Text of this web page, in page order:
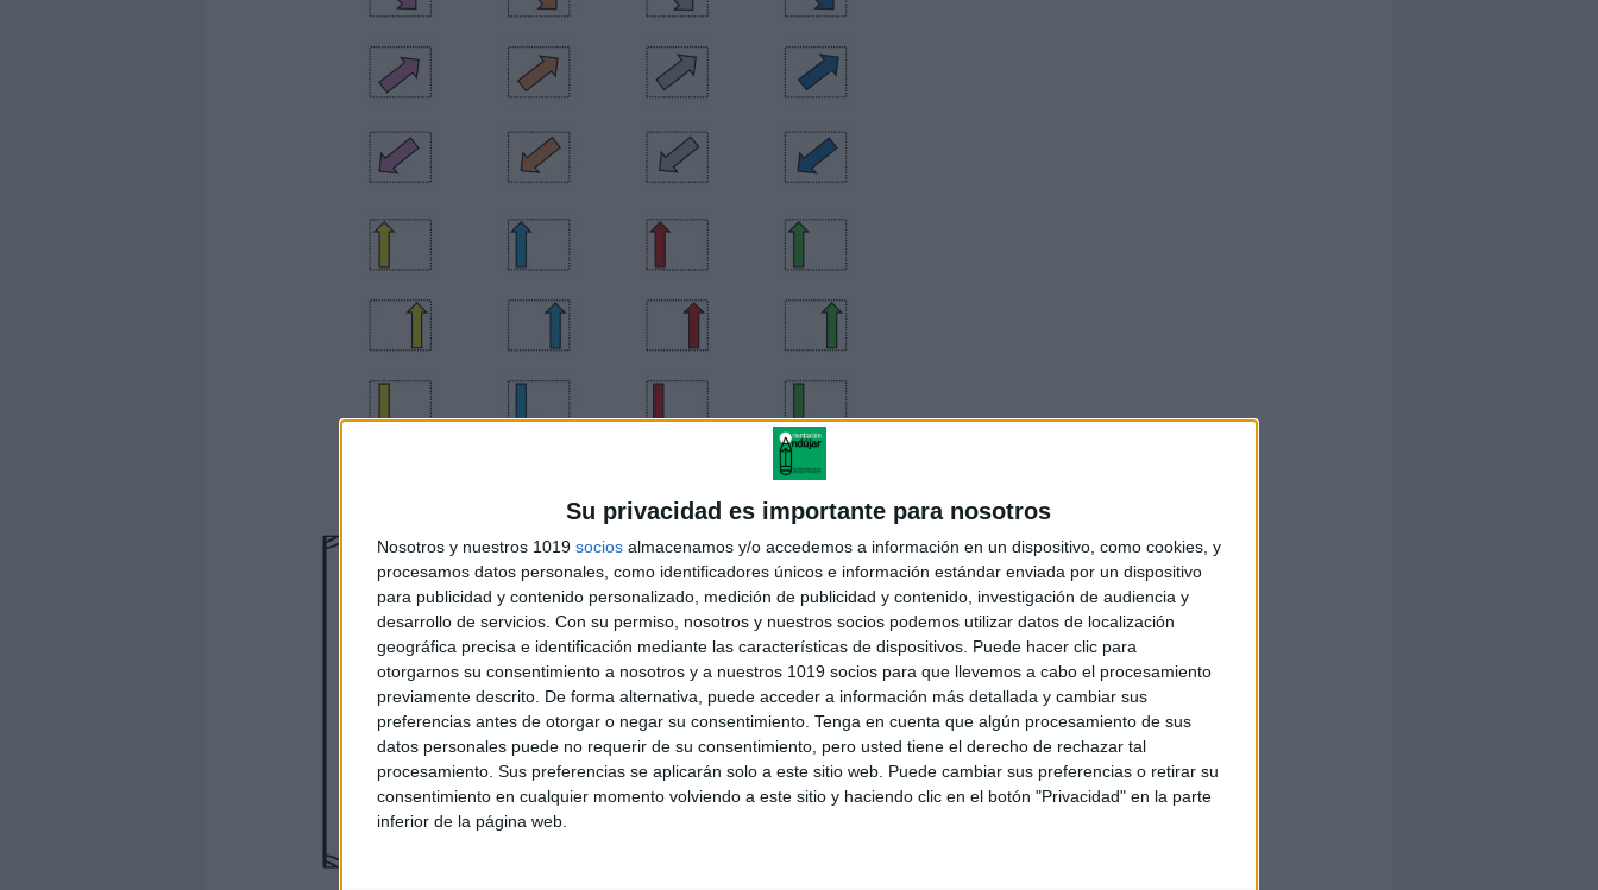
Su privacidad es importante para nosotros
Nosotros y nuestros 1019 socios almacenamos y/o accedemos a información en un dispositivo, como cookies, y
procesamos datos personales, como identificadores únicos e información estándar enviada por un dispositivo
para publicidad y contenido personalizado, medición de publicidad y contenido, investigación de audiencia y
desarrollo de servicios. Con su permiso, nosotros y nuestros socios podemos utilizar datos de localización
geográfica precisa e identificación mediante las características de dispositivos. Puede hacer clic para
otorgarnos su consentimiento a nosotros y a nuestros 1019 socios para que llevemos a cabo el procesamiento
previamente descrito. De forma alternativa, puede acceder a información más detallada y cambiar sus
preferencias antes de otorgar o negar su consentimiento. Tenga en cuenta que algún procesamiento de sus
datos personales puede no requerir de su consentimiento, pero usted tiene el derecho de rechazar tal
procesamiento. Sus preferencias se aplicarán solo a este sitio web. Puede cambiar sus preferencias o retirar su
consentimiento en cualquier momento volviendo a este sitio y haciendo clic en el botón "Privacidad" en la parte
inferior de la página web.